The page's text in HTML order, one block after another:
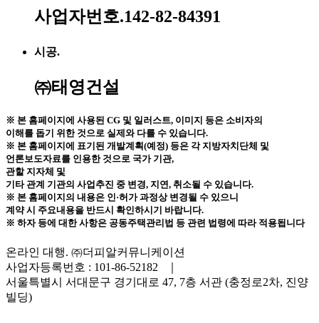
사업자번호.142-82-84391
시공.
㈜태영건설
※ 본 홈페이지에 사용된 CG 및 일러스트, 이미지 등은 소비자의
이해를 돕기 위한 것으로 실제와 다를 수 있습니다.
※ 본 홈페이지에 표기된 개발계획(예정) 등은 각 지방자치단체 및
언론보도자료를 인용한 것으로 국가 기관,
관할 지자체 및
기타 관계 기관의 사업추진 중 변경, 지연, 취소될 수 있습니다.
※ 본 홈페이지의 내용은 인·허가 과정상 변경될 수 있으니
계약 시 주요내용을 반드시 확인하시기 바랍니다.
※ 하자 등에 대한 사항은 공동주택관리법 등 관련 법령에 따라 적용됩니다
온라인 대행. ㈜더피알커뮤니케이션
사업자등록번호 : 101-86-52182 ｜
서울특별시 서대문구 경기대로 47, 7층 서관 (충정로2차, 진양
빌딩)